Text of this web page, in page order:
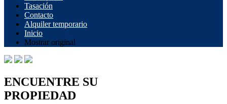
Tasación
Contacto
Alquiler temporario
Inicio
Mostrar original
ENCUENTRE SU
PROPIEDAD